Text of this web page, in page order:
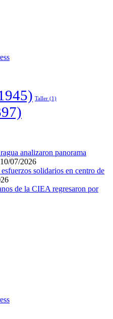
Taller (1)
analizaron panorama
10/07/2026
solidarios en centro de
de la CIEA regresaron por